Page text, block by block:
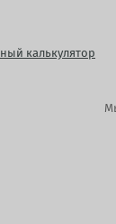
калькулятор